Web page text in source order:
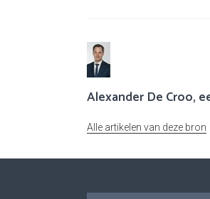
Alexander De Croo,
Alle artikelen van deze bron